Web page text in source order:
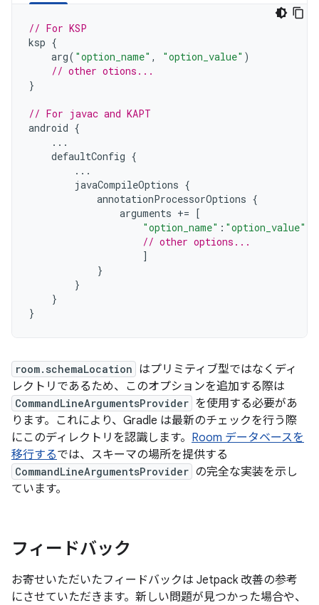
// For KSP
ksp {
arg( "option_name" , "option_value" )
// other otions...
}
// For javac and KAPT
android {
...
defaultConfig {
...
javaCompileOptions {
annotationProcessorOptions {
arguments += [
"option_name" : "option_value"
// other options...
]
}
}
}
}
room.schemaLocation はプリミティブ型ではなくディ
レクトリであるため、このオプションを追加する際は
CommandLineArgumentsProvider を使用する必要があ
ります。これにより、Gradle は最新のチェックを行う際
にこのディレクトリを認識します。 Room データベースを
移行するでは、スキーマの場所を提供する
CommandLineArgumentsProvider の完全な実装を示し
ています。
フィードバック
お寄せいただいたフィードバックは Jetpack 改善の参考
にさせていただきます。新しい問題が見つかった場合や、